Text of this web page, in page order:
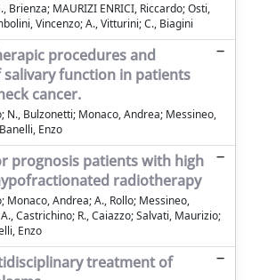
Brienza; MAURIZI ENRICI, Riccardo; Osti,
Vincenzo; A., Vitturini; C., Biagini
procedures and
function in patients
cancer.
N., Bulzonetti; Monaco, Andrea; Messineo,
Enzo
prognosis patients with high
radiotherapy
Monaco, Andrea; A., Rollo; Messineo,
Castrichino; R., Caiazzo; Salvati, Maurizio;
Enzo
treatment of